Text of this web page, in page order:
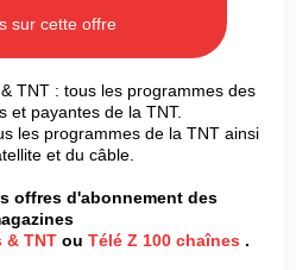
sur cette offre
TNT : tous les programmes des
et payantes de la TNT.
les programmes de la TNT ainsi
et du câble.
offres d'abonnement des
& TNT ou Télé Z 100 chaînes .